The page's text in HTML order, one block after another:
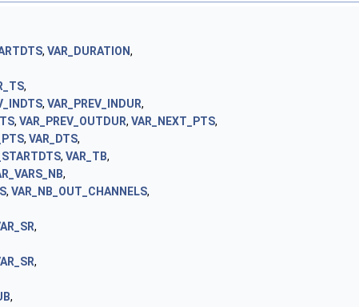
, VAR_DURATION,
,
, VAR_PREV_INDUR,
, VAR_PREV_OUTDUR, VAR_NEXT_PTS,
, VAR_DTS,
, VAR_TB,
,
, VAR_NB_OUT_CHANNELS,
,
,
,